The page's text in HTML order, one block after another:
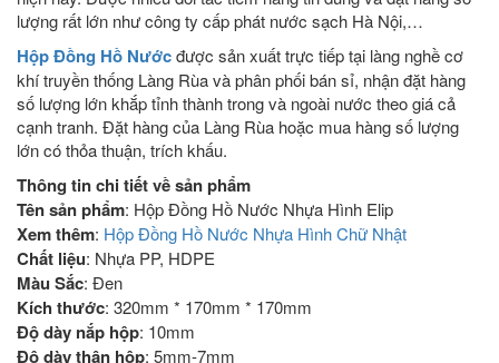
lượng rất lớn như công ty cấp phát nước sạch Hà Nội,…
Hộp Đồng Hồ Nướcđược sản xuất trực tiếp tại làng nghề cơ
khí truyền thống Làng Rùa và phân phối bán sỉ, nhận đặt hàng
số lượng lớn khắp tỉnh thành trong và ngoài nước theo giá cả
cạnh tranh. Đặt hàng của Làng Rùa hoặc mua hàng số lượng
lớn có thỏa thuận, trích khấu.
Thông tin chi tiết về sản phẩm
Tên sản phẩm: Hộp Đồng Hồ Nước Nhựa Hình Elip
Xem thêm: Hộp Đồng Hồ Nước Nhựa Hình Chữ Nhật
Chất liệu: Nhựa PP, HDPE
Màu Sắc: Đen
Kích thước: 320mm * 170mm * 170mm
Độ dày nắp hộp: 10mm
Độ dày thân hộp: 5mm-7mm